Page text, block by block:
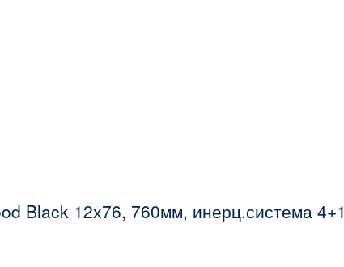
Black 12х76, 760мм, инерц.система 4+1